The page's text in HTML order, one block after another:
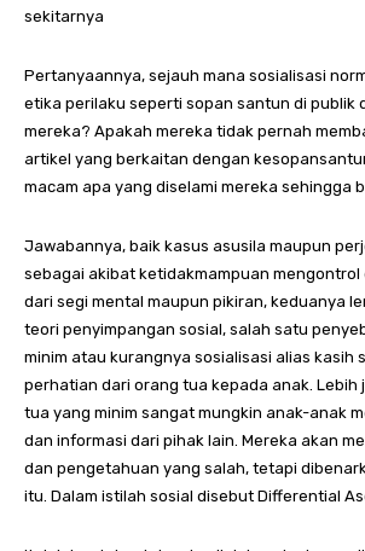
sekitarnya
Pertanyaannya, sejauh mana sosialisasi
etika perilaku seperti sopan santun di publik
mereka? Apakah mereka tidak pernah
artikel yang berkaitan dengan
macam apa yang diselami mereka sehingga
Jawabannya, baik kasus asusila maupun
sebagai akibat ketidakmampuan mengontrol
dari segi mental maupun pikiran, keduanya
teori penyimpangan sosial, salah satu
minim atau kurangnya sosialisasi alias kasih
perhatian dari orang tua kepada anak. Lebih
tua yang minim sangat mungkin anak-anak
dan informasi dari pihak lain. Mereka akan
dan pengetahuan yang salah, tetapi
itu. Dalam istilah sosial disebut Differential